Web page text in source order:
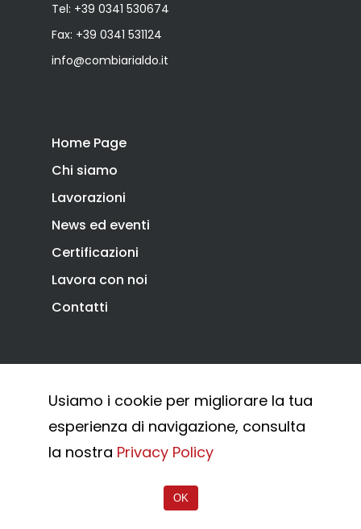
Tel: +39 0341 530674
Fax: +39 0341 531124
info@combiarialdo.it
Home Page
Chi siamo
Lavorazioni
News ed eventi
Certificazioni
Lavora con noi
Contatti
Privacy Policy
Cookie Policy
Whistleblowing
© 2026 Combi Arialdo.
Usiamo i cookie per migliorare la tua
esperienza di navigazione, consulta
la nostra Privacy Policy
OK